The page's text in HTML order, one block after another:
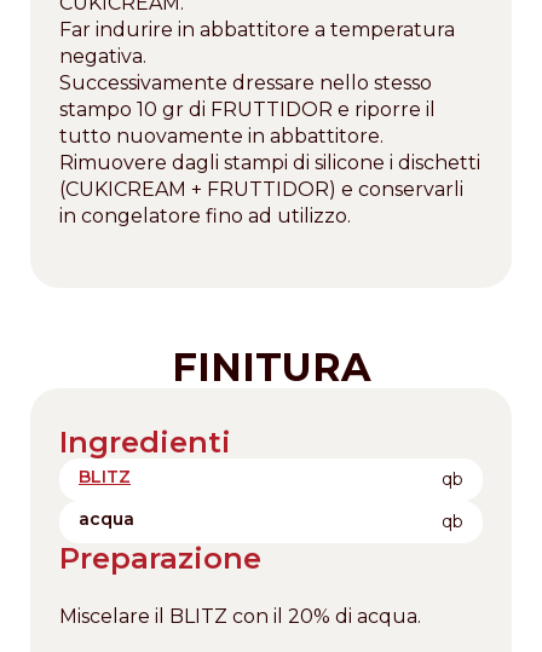
Far indurire in abbattitore a temperatura
negativa.
Successivamente dressare nello stesso
stampo 10 gr di FRUTTIDOR e riporre il
tutto nuovamente in abbattitore.
Rimuovere dagli stampi di silicone i dischetti
(CUKICREAM + FRUTTIDOR) e conservarli
in congelatore fino ad utilizzo.
FINITURA
Ingredienti
BLITZ
qb
acqua
qb
Preparazione
Miscelare il BLITZ con il 20% di acqua.